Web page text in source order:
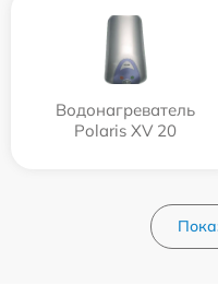
Водонагреватель
Polaris XV 20